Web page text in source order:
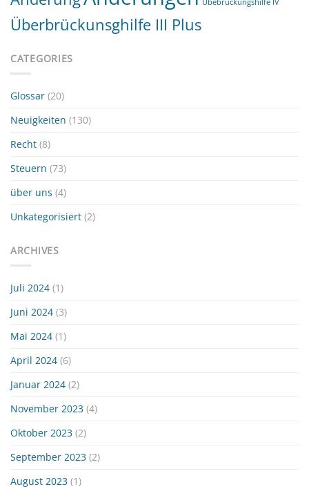
Übebrückungshilfe IV
Überbrückunsghilfe III Plus
CATEGORIES
Glossar (20)
Neuigkeiten (130)
Recht (8)
Steuern (73)
über uns (4)
Unkategorisiert (2)
ARCHIVES
Juli 2024 (1)
Juni 2024 (3)
Mai 2024 (1)
April 2024 (6)
Januar 2024 (2)
November 2023 (4)
Oktober 2023 (2)
September 2023 (2)
August 2023 (1)